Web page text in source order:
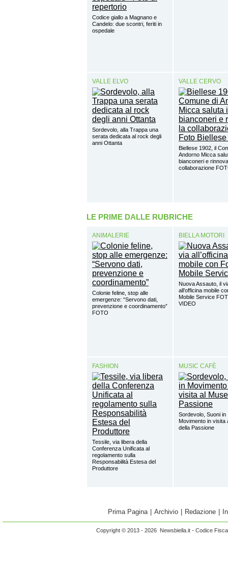
Codice giallo a Magnano e
Candelo: due scontri, feriti in
ospedale
VALLE ELVO
Sordevolo, alla Trappa una
serata dedicata al rock degli
anni Ottanta
VALLE CERVO
Biellese 1902, il
Andorno Micca
bianconeri e
collaborazione
LE PRIME DALLE RUBRICHE
ANIMALERIE
Colonie feline, stop alle
emergenze: “Servono dati,
prevenzione e coordinamento”
FOTO
BIELLA MOTORI
Nuova Assauto, il
all’officina mobile
Mobile Service
VIDEO
FASHION
Tessile, via libera della
Conferenza Unificata al
regolamento sulla
Responsabilità Estesa del
Produttore
MUSIC CAFÈ
Sordevolo, Suoni in
Movimento in visita
della Passione
Prima Pagina Archivio Redazione
Copyright © 2013 - 2026 Newsbiella.it - Codice